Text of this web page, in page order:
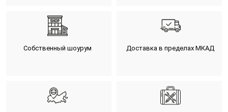
Собственный шоурум Доставка в пределах МКАД